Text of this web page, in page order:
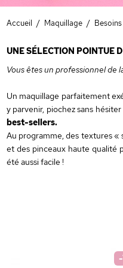
Accueil / Maquillage /
UNE SÉLECTION POINTUE
Vous êtes un professionnel de
Un maquillage parfaitement
y parvenir, piochez sans
best-sellers.
Au programme, des textures «
et des pinceaux haute qualité
été aussi facile !